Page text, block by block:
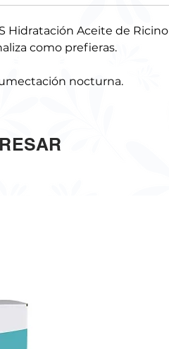
Hidratación Aceite de Ricino
como prefieras.
nocturna.